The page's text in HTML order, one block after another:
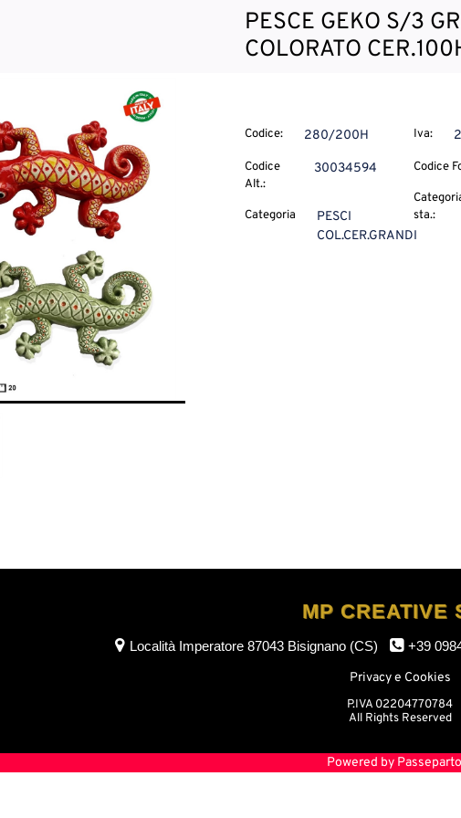
PESCE GEKO S/3
COLORATO
Codice: 280/200H
Codice
Alt.:
30034594
Categoria
PESCI
COL.CER.GRANDI
Iva:
Codice
sta.:
MP CREATIVE
Località Imperatore87043 Bisignano (CS) +39
Privacy e Cookies
P.IVA 02204770784
All Rights Reserved
Powered by